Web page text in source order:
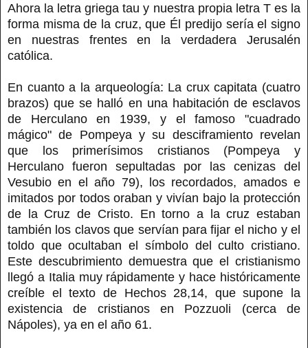
Ahora la letra griega tau y nuestra propia letra T es la
forma misma de la cruz, que Él predijo sería el signo
en nuestras frentes en la verdadera Jerusalén
católica.
En cuanto a la arqueología: La crux capitata (cuatro
brazos) que se halló en una habitación de esclavos
de Herculano en 1939, y el famoso "cuadrado
mágico" de Pompeya y su desciframiento revelan
que los primerísimos cristianos (Pompeya y
Herculano fueron sepultadas por las cenizas del
Vesubio en el año 79), los recordados, amados e
imitados por todos oraban y vivían bajo la protección
de la Cruz de Cristo. En torno a la cruz estaban
también los clavos que servían para fijar el nicho y el
toldo que ocultaban el símbolo del culto cristiano.
Este descubrimiento demuestra que el cristianismo
llegó a Italia muy rápidamente y hace históricamente
creíble el texto de Hechos 28,14, que supone la
existencia de cristianos en Pozzuoli (cerca de
Nápoles), ya en el año 61.